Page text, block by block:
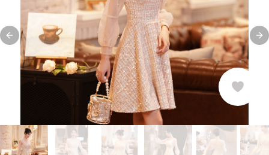
Previous slide